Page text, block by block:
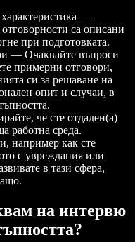
характеристика —
са описани
при подготовката.
— Очаквайте въпроси
примерни отговори,
си за решаване на
опит и случаи, в
че сте отдаден(а)
работна среда.
например как сте
с увреждания или
в тази сфера,
на интервю